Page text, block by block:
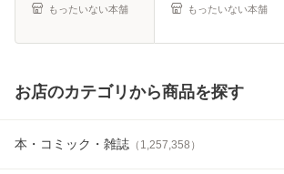
もったいない本舗 もったいない本舗
お店のカテゴリから商品を探す
本・コミック・雑誌 （ 1,257,358 ）